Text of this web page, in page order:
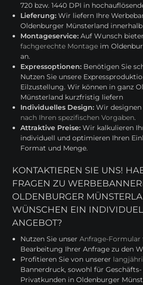
720 bzw. 1440 DPI in
Lieferung:Wir liefern Ihre
Oldenburger Münsterland
Montageservice:Auf Wunsch
fachgerechte Montage im
an.
Expressoptionen: Benötigen Sie
Nutzen Sie unsere
Eilzustellung. Wir können in ganz
Münsterland kurzfristig liefern
Individuelles Design:Wir
nach Ihren spezifischen Vorgaben.
Attraktive Preise:Wir kalkulieren
individuell und optimieren Ihren
Format und Menge.
KONTAKTIEREN SIE UNS!
FRAGEN ZU
OLDENBURGER
WÜNSCHEN EIN
ANGEBOT?
Nutzen Sie unserAnfrage-Formular
Bearbeitung Ihrer Anfrage zu den
Profitieren Sie von unserer
Bannerdruck, sowohl für Geschäfts-
Privatkunden in Oldenburger